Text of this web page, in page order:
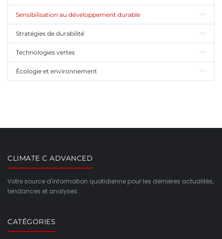
Sensibilisation au développement durable
Stratégies de durabilité
Technologies vertes
Écologie et environnement
CLIMATE C ADVANCED
Votre source d'information quotidienne pour les dernières actualités,
tendances et analyses.
CATÉGORIES